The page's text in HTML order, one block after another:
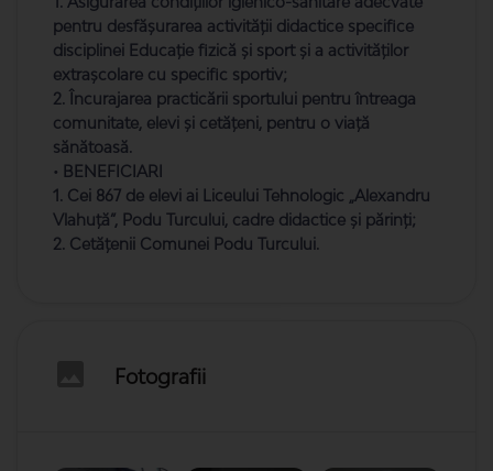
pentru desfășurarea activității didactice specifice
disciplinei Educație fizică și sport și a activităților
extrașcolare cu specific sportiv;
2. Încurajarea practicării sportului pentru întreaga
comunitate, elevi și cetățeni, pentru o viață
sănătoasă.
• BENEFICIARI
1. Cei 867 de elevi ai Liceului Tehnologic „Alexandru
Vlahuță”, Podu Turcului, cadre didactice și părinți;
2. Cetățenii Comunei Podu Turcului.
Fotografii